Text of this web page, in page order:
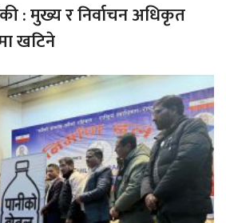
: मुख्य र निर्वाचन अधिकृत
खटिने